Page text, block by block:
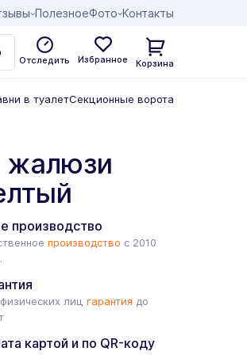
ПолезноеФото Контакты
Отследить Избранное Корзина
в туалетСекционные ворота
жалюзи
производство
производство с 2010
лицгарантия до
картой и по QR-коду